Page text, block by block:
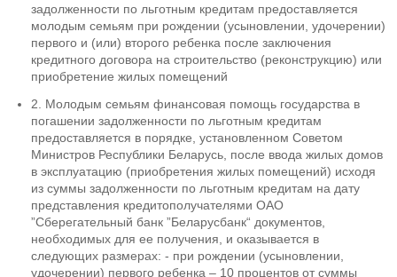
задолженности по льготным кредитам предоставляется
молодым семьям при рождении (усыновлении, удочерении)
первого и (или) второго ребенка после заключения
кредитного договора на строительство (реконструкцию) или
приобретение жилых помещений
2. Молодым семьям финансовая помощь государства в
погашении задолженности по льготным кредитам
предоставляется в порядке, установленном Советом
Министров Республики Беларусь, после ввода жилых домов
в эксплуатацию (приобретения жилых помещений) исходя
из суммы задолженности по льготным кредитам на дату
представления кредитополучателями ОАО
”Сберегательный банк ”Беларусбанк“ документов,
необходимых для ее получения, и оказывается в
следующих размерах: - при рождении (усыновлении,
удочерении) первого ребенка – 10 процентов от суммы